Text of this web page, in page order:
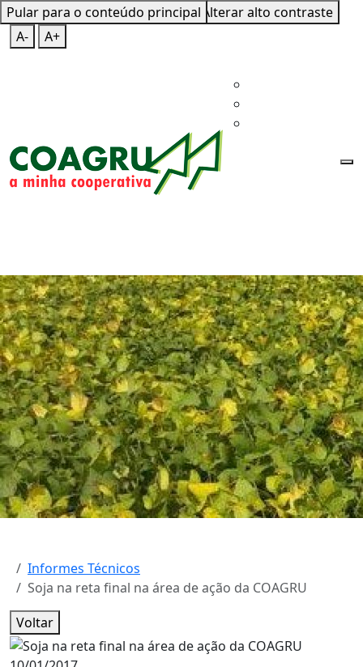
Pular para o conteúdo principal
Mapa do SiteTeclas de Atalho
Alterar alto contraste
A-
A+
Informes Técnicos
Soja na reta final na área de ação da COAGRU
Voltar